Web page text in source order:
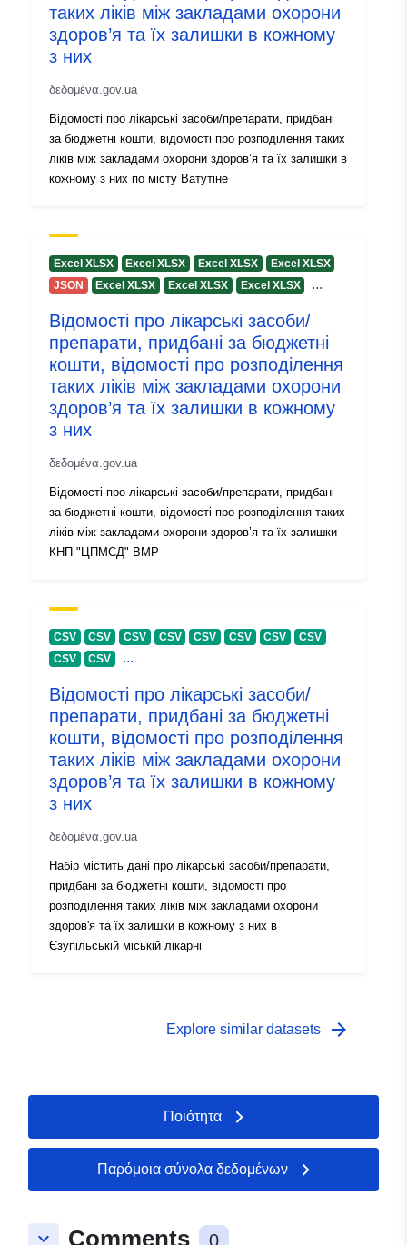
uriRef:
http://data.europa.eu/88u/dataset/
5926-48fe-8672-275c8d4bdcec
έκδοσης:
таких ліків між закладами охорони
здоров’я та їх залишки в кожному
з них
δεδομένα.gov.ua
Відомості про лікарські засоби/препарати, придбані
за бюджетні кошти, відомості про розподілення таких
ліків між закладами охорони здоров’я та їх залишки в
кожному з них по місту Ватутіне
Excel XLSX Excel XLSX Excel XLSX
Excel XLSX
JSON
Excel XLSX Excel XLSX Excel XLSX ...
Відомості про лікарські засоби/
препарати, придбані за бюджетні
кошти, відомості про розподілення
таких ліків між закладами охорони
здоров’я та їх залишки в кожному
з них
δεδομένα.gov.ua
Відомості про лікарські засоби/препарати, придбані
за бюджетні кошти, відомості про розподілення таких
ліків між закладами охорони здоров’я та їх залишки
КНП "ЦПМСД" ВМР
CSV CSV CSV CSV CSV CSV CSV
CSV
CSV
CSV ...
Відомості про лікарські засоби/
препарати, придбані за бюджетні
кошти, відомості про розподілення
таких ліків між закладами охорони
здоров’я та їх залишки в кожному
з них
δεδομένα.gov.ua
Набір містить дані про лікарські засоби/препарати,
придбані за бюджетні кошти, відомості про
розподілення таких ліків між закладами охорони
здоров'я та їх залишки в кожному з них в
Єзупільській міській лікарні
Explore similar datasets arrow_forward
Ποιότητα
Παρόμοια σύνολα δεδομένων
keyboard_arrow_down Comments 0